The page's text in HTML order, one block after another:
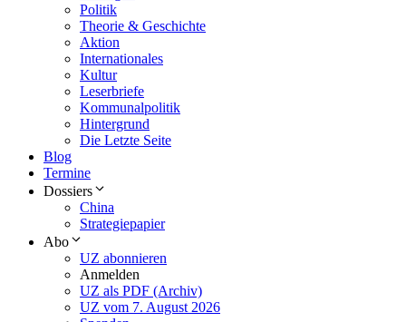
Politik
Theorie & Geschichte
Aktion
Internationales
Kultur
Leserbriefe
Kommunalpolitik
Hintergrund
Die Letzte Seite
Blog
Termine
Dossiers
China
Strategiepapier
Abo
UZ abonnieren
Anmelden
UZ als PDF (Archiv)
UZ vom 7. August 2026